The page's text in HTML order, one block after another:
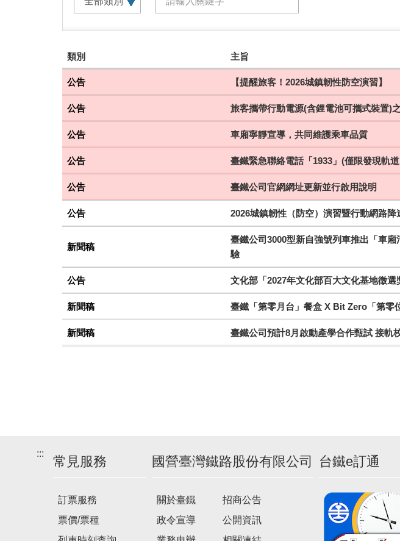
建
議
搭
乘
車
次
類別 主旨
公告 【提醒旅客！2026城鎮韌性防空演習】
公告 旅客攜帶行動電源(含鋰電池可攜式裝置)
公告 車廂寧靜宣導，共同維護乘車品質
公告 臺鐵緊急聯絡電話「1933」(僅限發現軌
公告 臺鐵公司官網網址更新並行啟用說明
公告 2026城鎮韌性（防空）演習暨行動網路降
新聞稿
臺鐵公司3000型新自強號列車推出「車
驗
公告 文化部「2027年文化部百大文化基地徵選
新聞稿 臺鐵「第零月台」餐盒 X Bit Zero「第
新聞稿 臺鐵公司預計8月啟動產學合作甄試 接軌
:::
常見服務
訂票服務
票價/票種
國營臺灣鐵路股份有限公司
關於臺鐵
政令宣導
招商公告
公開資訊
台鐵e訂通